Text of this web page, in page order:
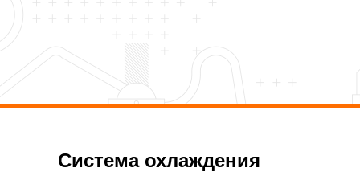
Система охлаждения